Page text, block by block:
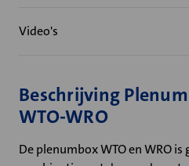
Video's
Beschrijving
WTO-WRO
De plenumbox WTO en WRO